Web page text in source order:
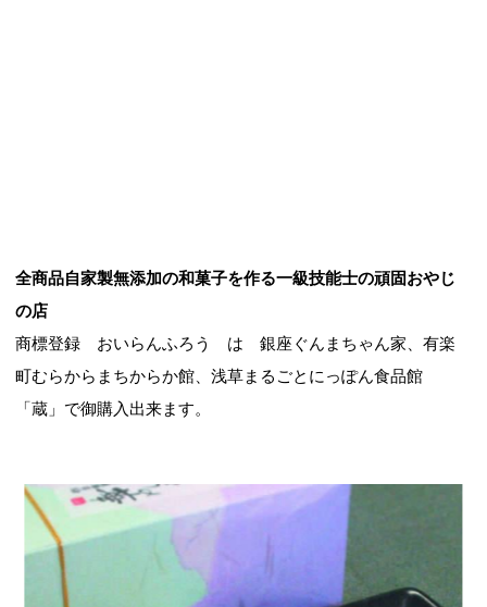
全商品自家製無添加の和菓子を作る一級技能士の頑固おやじ
の店
商標登録 おいらんふろう は 銀座ぐんまちゃん家、有楽
町むらからまちからか館、浅草まるごとにっぽん食品館
「蔵」で御購入出来ます。